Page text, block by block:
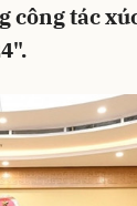
công tác